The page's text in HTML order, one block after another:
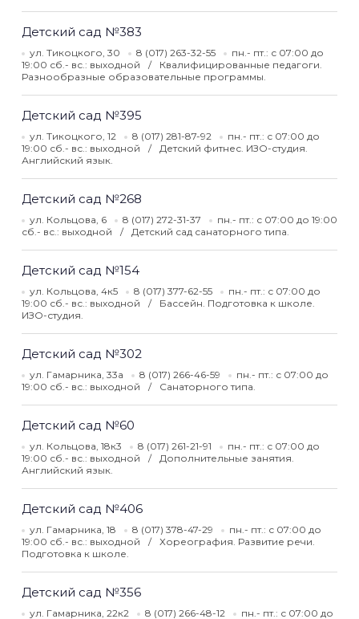
Детский сад №383
ул. Тикоцкого, 30 8 (017) 263-32-55
пн.- пт.: с 07:00 до
19:00 сб.- вс.: выходной
Квалифицированные педагоги.
Разнообразные образовательные программы.
Детский сад №395
ул. Тикоцкого, 12 8 (017) 281-87-92
пн.- пт.: с 07:00 до
19:00 сб.- вс.: выходной
Детский фитнес. ИЗО-студия.
Английский язык.
Детский сад №268
ул. Кольцова, 6 8 (017) 272-31-37
пн.- пт.: с 07:00 до 19:00
сб.- вс.: выходной
Детский сад санаторного типа.
Детский сад №154
ул. Кольцова, 4к5 8 (017) 377-62-55
пн.- пт.: с 07:00 до
19:00 сб.- вс.: выходной
Бассейн. Подготовка к школе.
ИЗО-студия.
Детский сад №302
ул. Гамарника, 33а 8 (017) 266-46-59
пн.- пт.: с 07:00 до
19:00 сб.- вс.: выходной
Санаторного типа.
Детский сад №60
ул. Кольцова, 18к3 8 (017) 261-21-91
пн.- пт.: с 07:00 до
19:00 сб.- вс.: выходной
Дополнительные занятия.
Английский язык.
Детский сад №406
ул. Гамарника, 18 8 (017) 378-47-29
пн.- пт.: с 07:00 до
19:00 сб.- вс.: выходной
Хореография. Развитие речи.
Подготовка к школе.
Детский сад №356
ул. Гамарника, 22к2 8 (017) 266-48-12
пн.- пт.: с 07:00 до